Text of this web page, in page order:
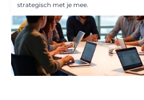
strategisch met je mee.